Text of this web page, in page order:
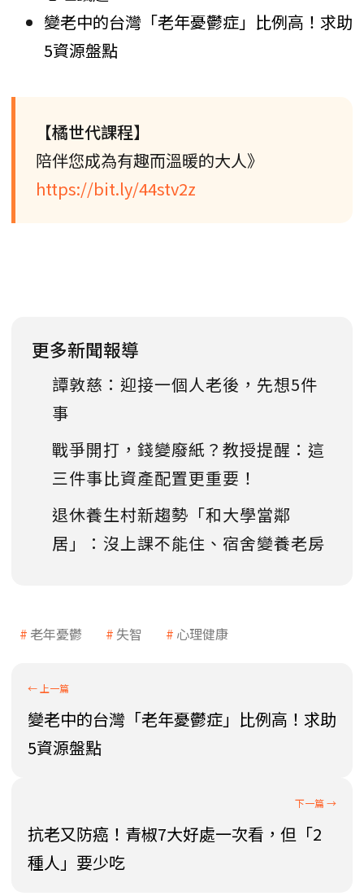
變老中的台灣「老年憂鬱症」比例高！求助
5資源盤點
【橘世代課程】
陪伴您成為有趣而溫暖的大人》
https://bit.ly/44stv2z
更多新聞報導
譚敦慈：迎接一個人老後，先想5件
事
戰爭開打，錢變廢紙？教授提醒：這
三件事比資產配置更重要！
退休養生村新趨勢「和大學當鄰
居」：沒上課不能住、宿舍變養老房
老年憂鬱 失智 心理健康
變老中的台灣「老年憂鬱症」比例高！求助
5資源盤點
抗老又防癌！青椒7大好處一次看，但「2
種人」要少吃